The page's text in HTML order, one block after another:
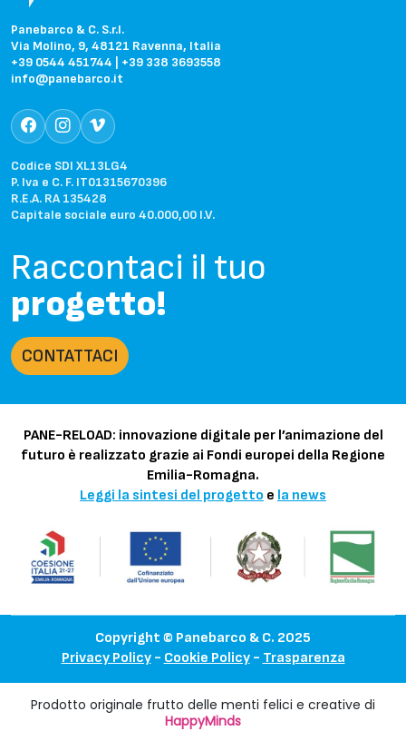
Panebarco & C. S.r.l.
Via Molino, 9, 48121 Ravenna, Italia
+39 0544 451744
+39 338 3693558
info@panebarco.it
Codice SDI XL13LG4
P. Iva e C. F. IT01315670396
R.E.A. RA 135428
Capitale sociale euro 40.000,00 I.V.
Raccontaci il tuo
progetto!
CONTATTACI
PANE-RELOAD: innovazione digitale per l’animazione del
futuro è realizzato grazie ai Fondi europei della Regione
Emilia-Romagna.
Leggi la sintesi del progetto e la news
Copyright © Panebarco & C. 2025
Privacy Policy- Cookie Policy- Trasparenza
Prodotto originale frutto delle menti felici e creative di
HappyMinds